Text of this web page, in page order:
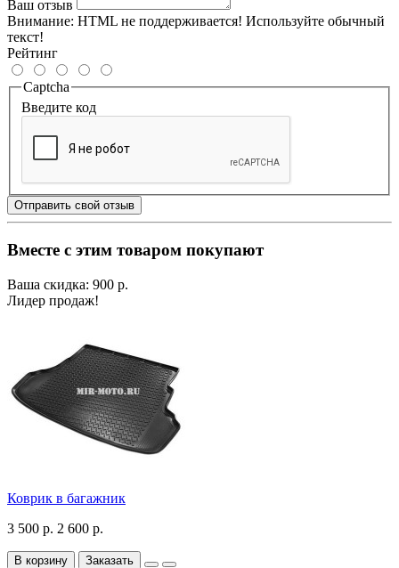
Ваш отзыв
Внимание: HTML не поддерживается! Используйте обычный
текст!
Рейтинг
Captcha
Введите код
Отправить свой отзыв
Вместе с этим товаром покупают
Ваша скидка: 900 р.
Лидер продаж!
Коврик в багажник
3 500 р. 2 600 р.
В корзину Заказать